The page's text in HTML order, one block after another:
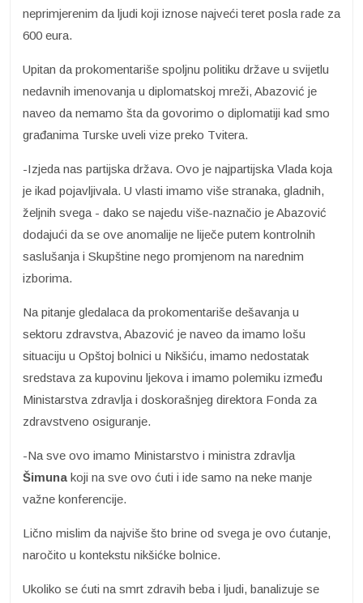
neprimjerenim da ljudi koji iznose najveći teret posla rade za
600 eura.
Upitan da prokomentariše spoljnu politiku države u svijetlu
nedavnih imenovanja u diplomatskoj mreži, Abazović je
naveo da nemamo šta da govorimo o diplomatiji kad smo
građanima Turske uveli vize preko Tvitera.
-Izjeda nas partijska država. Ovo je najpartijska Vlada koja
je ikad pojavljivala. U vlasti imamo više stranaka, gladnih,
željnih svega - dako se najedu više-naznačio je Abazović
dodajući da se ove anomalije ne liječe putem kontrolnih
saslušanja i Skupštine nego promjenom na narednim
izborima.
Na pitanje gledalaca da prokomentariše dešavanja u
sektoru zdravstva, Abazović je naveo da imamo lošu
situaciju u Opštoj bolnici u Nikšiću, imamo nedostatak
sredstava za kupovinu ljekova i imamo polemiku između
Ministarstva zdravlja i doskorašnjeg direktora Fonda za
zdravstveno osiguranje.
-Na sve ovo imamo Ministarstvo i ministra zdravlja
Šimuna koji na sve ovo ćuti i ide samo na neke manje
važne konferencije.
Lično mislim da najviše što brine od svega je ovo ćutanje,
naročito u kontekstu nikšićke bolnice.
Ukoliko se ćuti na smrt zdravih beba i ljudi, banalizuje se